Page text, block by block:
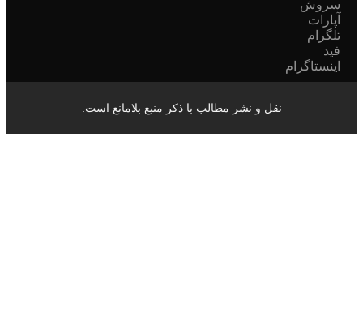
نقل و نشر مطالب با ذکر منبع بلامانع است.